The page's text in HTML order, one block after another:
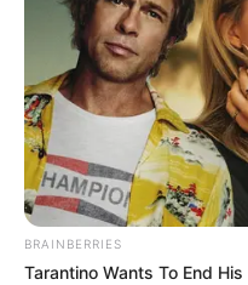
BRAINBERRIES
Tarantino Wants To End